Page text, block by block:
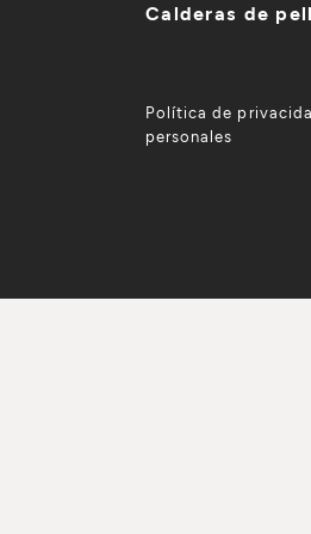
Calderas de
Política de
personales